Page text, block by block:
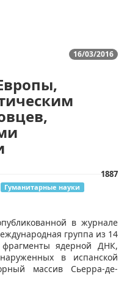
16/03/2016
1887
Гуманитарные науки
в журнале
группа из 14
ядерной ДНК,
в испанской
массив Сьерра-де-